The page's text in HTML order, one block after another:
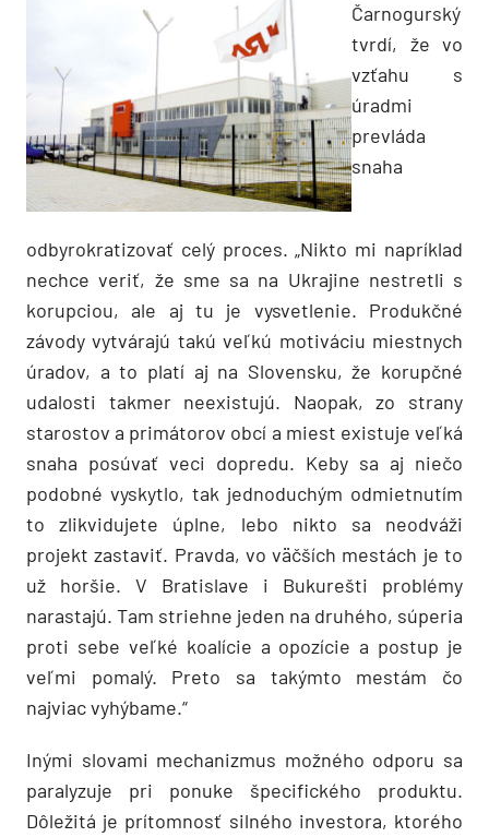
Čarnogurský
tvrdí, že vo
vzťahu s
úradmi
prevláda
snaha
odbyrokratizovať celý proces. „Nikto mi napríklad
nechce veriť, že sme sa na Ukrajine nestretli s
korupciou, ale aj tu je vysvetlenie. Produkčné
závody vytvárajú takú veľkú motiváciu miestnych
úradov, a to platí aj na Slovensku, že korupčné
udalosti takmer neexistujú. Naopak, zo strany
starostov a primátorov obcí a miest existuje veľká
snaha posúvať veci dopredu. Keby sa aj niečo
podobné vyskytlo, tak jednoduchým odmietnutím
to zlikvidujete úplne, lebo nikto sa neodváži
projekt zastaviť. Pravda, vo väčších mestách je to
už horšie. V Bratislave i Bukurešti problémy
narastajú. Tam striehne jeden na druhého, súperia
proti sebe veľké koalície a opozície a postup je
veľmi pomalý. Preto sa takýmto mestám čo
najviac vyhýbame.“
Inými slovami mechanizmus možného odporu sa
paralyzuje pri ponuke špecifického produktu.
Dôležitá je prítomnosť silného investora, ktorého